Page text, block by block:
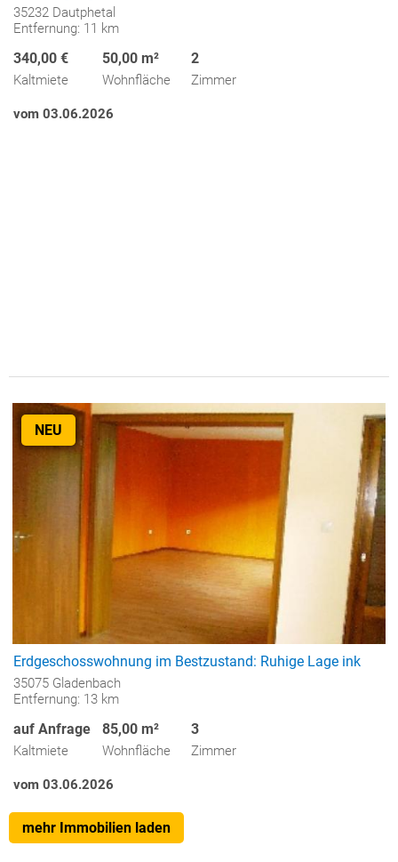
35232 Dautphetal
Entfernung: 11 km
340,00 €
Kaltmiete
50,00 m²
Wohnfläche
2
Zimmer
vom 03.06.2026
NEU
Erdgeschosswohnung im Bestzustand: Ruhige Lage ink
35075 Gladenbach
Entfernung: 13 km
auf Anfrage
Kaltmiete
85,00 m²
Wohnfläche
3
Zimmer
vom 03.06.2026
mehr Immobilien laden